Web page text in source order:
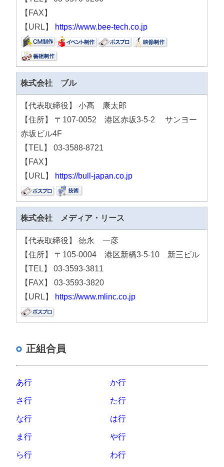
【FAX】
【URL】 https://www.bee-tech.co.jp
株式会社 ブル
【代表取締役】 小髙 康太郎
【住所】 〒107-0052 港区赤坂3-5-2 サンヨー
赤坂ビル4F
【TEL】 03-3588-8721
【FAX】
【URL】 https://bull-japan.co.jp
株式会社 メディア・リース
【代表取締役】 徳永 一彦
【住所】 〒105-0004 港区新橋3-5-10 新三ビル
【TEL】 03-3593-3811
【FAX】 03-3593-3820
【URL】 https://www.mlinc.co.jp
正組合員
あ行 か行
さ行 た行
な行 は行
ま行 や行
ら行 わ行